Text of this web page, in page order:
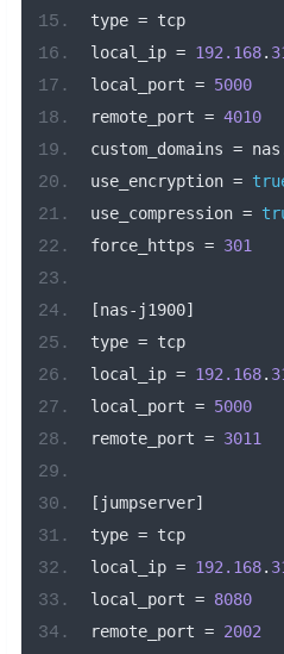
type = tcp
local_ip = 192.168.
local_port = 5000
remote_port = 4010
custom_domains = nas
use_encryption =
use_compression =
force_https = 301
[nas- j1900]
type = tcp
local_ip = 192.168.
local_port = 5000
remote_port = 3011
[ jumpserver]
type = tcp
local_ip = 192.168.
local_port = 8080
remote_port = 2002